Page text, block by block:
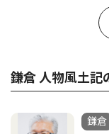
鎌倉 人物風土記
鎌倉